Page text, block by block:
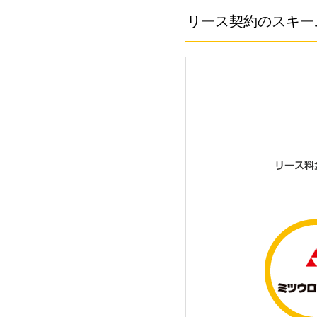
リース契約のスキ